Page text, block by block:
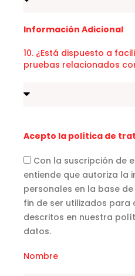
Información Adicional
10. ¿Está dispuesto a
pruebas relacionados
Acepto la política de
Con la suscripción de
entiende que autoriza la
personales en la base
fin de ser utilizados para
descritos en nuestra
datos.
Nombre